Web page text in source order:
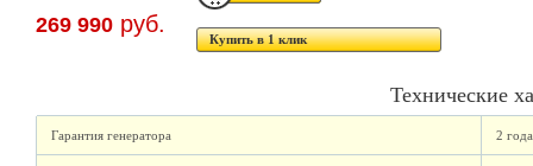
269 990 руб.
Купить в 1 клик
Технические
Гарантия генератора 2 года